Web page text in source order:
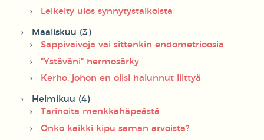
Leikelty ulos synnytystalkoista
Maaliskuu (3)
Sappivaivoja vai sittenkin endometrioosia
"Ystäväni" hermosärky
Kerho, johon en olisi halunnut liittyä
Helmikuu (4)
Tarinoita menkkahäpeästä
Onko kaikki kipu saman arvoista?